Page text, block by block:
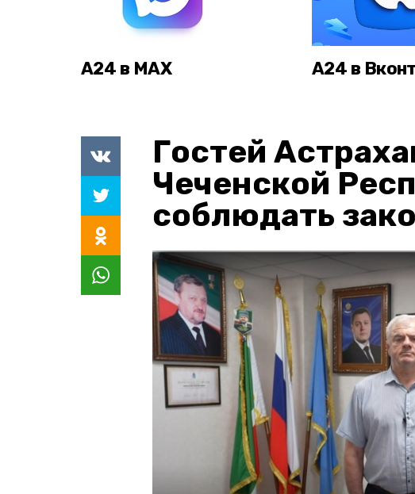
А24 в MAX А24 в
Гостей
Чеченской
соблюдать